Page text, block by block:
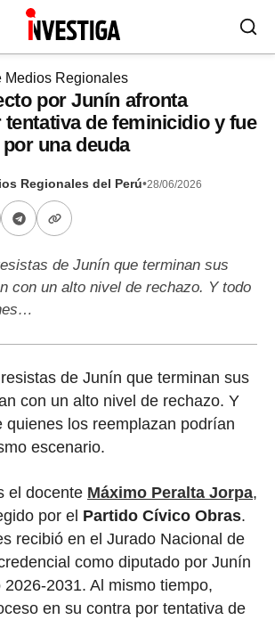
Medios Regionales
por Junín afronta
de feminicidio y fue
una deuda
Regionales del Perú•28/06/2026
de Junín que terminan sus
con un alto nivel de rechazo. Y todo
de Junín que terminan sus
con un alto nivel de rechazo. Y
quienes los reemplazan podrían
escenario.
el docente Máximo Peralta Jorpa,
por el Partido Cívico Obras.
recibió en el Jurado Nacional de
como diputado por Junín
2031. Al mismo tiempo,
en su contra por tentativa de